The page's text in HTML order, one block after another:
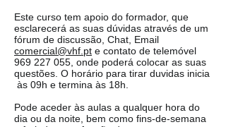
Este curso tem apoio do formador, que
esclarecerá as suas dúvidas através de um
fórum de discussão, Chat, Email
comercial@vhf.pt e contato de telemóvel
969 227 055 , onde poderá colocar as suas
questões. O horário para tirar duvidas inicia
às 09h e termina às 18h.
Pode aceder às aulas a qualquer hora do
dia ou da noite, bem como fins-de-semana